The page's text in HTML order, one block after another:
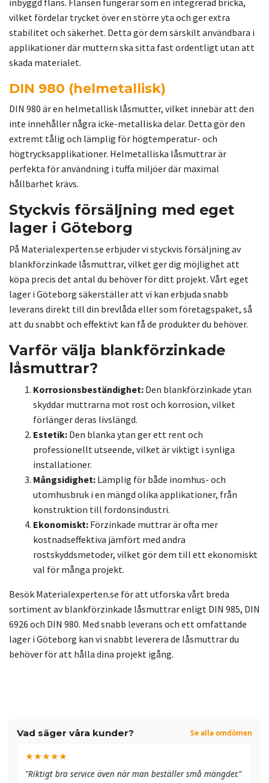
Vad säger våra kunder? Se alla omdömen
★★★★★
"Riktigt bra service även när man beställer små mängder."
vilket fördelar trycket över en större yta och ger extra
stabilitet och säkerhet. Detta gör dem särskilt användbara i
applikationer där muttern ska sitta fast ordentligt utan att
skada materialet.
DIN 980 (helmetallisk)
DIN 980 är en helmetallisk låsmutter, vilket innebär att den
inte innehåller några icke-metalliska delar. Detta gör den
extremt tålig och lämplig för högtemperatur- och
högtrycksapplikationer. Helmetalliska låsmuttrar är
perfekta för användning i tuffa miljöer där maximal
hållbarhet krävs.
Styckvis försäljning med eget
lager i Göteborg
På Materialexperten.se erbjuder vi styckvis försäljning av
blankförzinkade låsmuttrar, vilket ger dig möjlighet att
köpa precis det antal du behöver för ditt projekt. Vårt eget
lager i Göteborg säkerställer att vi kan erbjuda snabb
leverans direkt till din brevlåda eller som företagspaket, så
att du snabbt och effektivt kan få de produkter du behöver.
Varför välja blankförzinkade
låsmuttrar?
Korrosionsbeständighet: Den blankförzinkade ytan
skyddar muttrarna mot rost och korrosion, vilket
förlänger deras livslängd.
Estetik: Den blanka ytan ger ett rent och
professionellt utseende, vilket är viktigt i synliga
installationer.
Mångsidighet: Lämplig för både inomhus- och
utomhusbruk i en mängd olika applikationer, från
konstruktion till fordonsindustri.
Ekonomiskt: Förzinkade muttrar är ofta mer
kostnadseffektiva jämfört med andra
rostskyddsmetoder, vilket gör dem till ett ekonomiskt
val för många projekt.
Besök Materialexperten.se för att utforska vårt breda
sortiment av blankförzinkade låsmuttrar enligt DIN 985, DIN
6926 och DIN 980. Med snabb leverans och ett omfattande
lager i Göteborg kan vi snabbt leverera de låsmuttrar du
behöver för att hålla dina projekt igång.